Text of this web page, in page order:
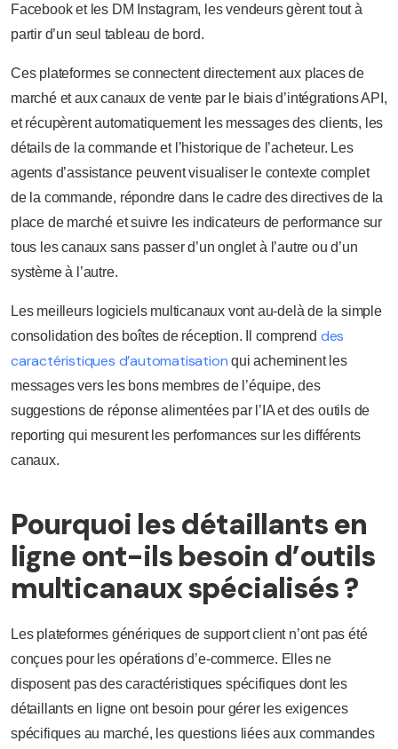
Facebook et les DM Instagram, les vendeurs gèrent tout à
partir d’un seul tableau de bord.
Ces plateformes se connectent directement aux places de
marché et aux canaux de vente par le biais d’intégrations API,
et récupèrent automatiquement les messages des clients, les
détails de la commande et l’historique de l’acheteur. Les
agents d’assistance peuvent visualiser le contexte complet
de la commande, répondre dans le cadre des directives de la
place de marché et suivre les indicateurs de performance sur
tous les canaux sans passer d’un onglet à l’autre ou d’un
système à l’autre.
Les meilleurs logiciels multicanaux vont au-delà de la simple
consolidation des boîtes de réception. Il comprend des
caractéristiques d’automatisation qui acheminent les
messages vers les bons membres de l’équipe, des
suggestions de réponse alimentées par l’IA et des outils de
reporting qui mesurent les performances sur les différents
canaux.
Pourquoi les détaillants en
ligne ont-ils besoin d’outils
multicanaux spécialisés ?
Les plateformes génériques de support client n’ont pas été
conçues pour les opérations d’e-commerce. Elles ne
disposent pas des caractéristiques spécifiques dont les
détaillants en ligne ont besoin pour gérer les exigences
spécifiques au marché, les questions liées aux commandes